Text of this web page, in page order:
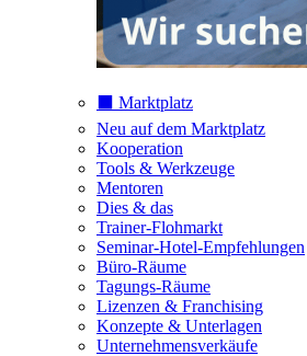
⬛️ Marktplatz
Neu auf dem Marktplatz
Kooperation
Tools & Werkzeuge
Mentoren
Dies & das
Trainer-Flohmarkt
Seminar-Hotel-Empfehlungen
Büro-Räume
Tagungs-Räume
Lizenzen & Franchising
Konzepte & Unterlagen
Unternehmensverkäufe